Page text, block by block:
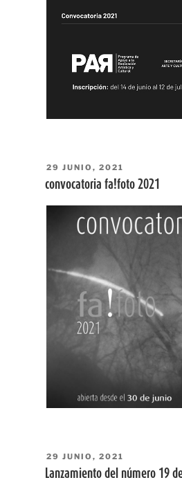
PUBLICADO
EL
29 JUNIO, 2021
convocatoria fa!foto 2021
PUBLICADO
EL
29 JUNIO, 2021
Lanzamiento del número 19